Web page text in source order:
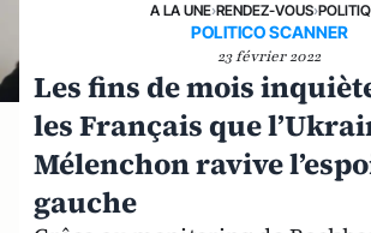
A LA UNE›RENDEZ-VOUS›
POLITICO SCANNER
23 février 2022
Les fins de mois
les Français que
Mélenchon ravive
gauche